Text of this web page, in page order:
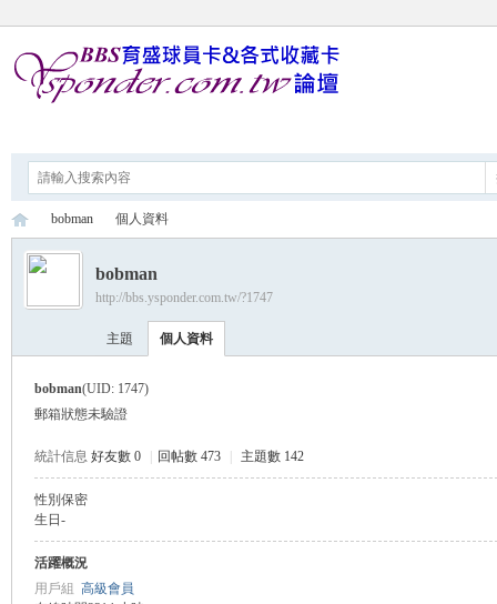
›
bobman 個人資料
bobman
http://bbs.ysponder.com.tw/?1747
主題 個人資料
bobman(UID: 1747)
郵箱狀態未驗證
統計信息 好友數 0 回帖數 473 主題數 142
性別 保密
生日 -
活躍概況
用戶組 高級會員